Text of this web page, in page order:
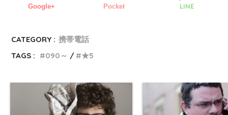
Google+ Pocket LINE
CATEGORY : 携帯電話
TAGS :
090～ ★5